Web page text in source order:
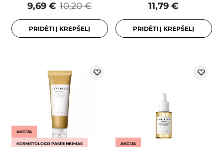
10,20 €
9,69 €
PRIDĖTI Į KREPŠELĮ
11,79 €
PRIDĖTI Į KREPŠELĮ
AKCIJA
KOSMETOLOGO PASIRINKIMAS AKCIJA